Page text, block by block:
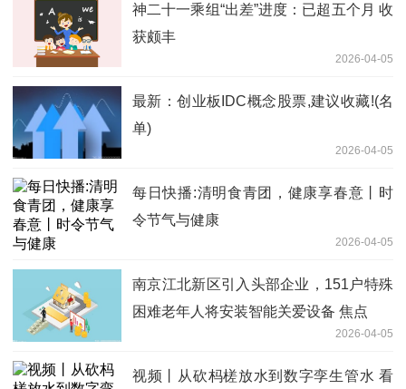
神二十一乘组“出差”进度：已超五个月 收
获颇丰
2026-04-05
最新：创业板IDC概念股票,建议收藏!(名
单)
2026-04-05
每日快播:清明食青团，健康享春意丨时
令节气与健康
2026-04-05
南京江北新区引入头部企业，151户特殊
困难老年人将安装智能关爱设备 焦点
2026-04-05
视频丨从砍杩槎放水到数字孪生管水 看